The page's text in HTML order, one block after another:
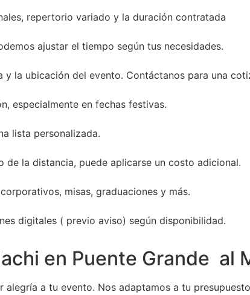
repertorio variado y la duración contratada
ajustar el tiempo según tus necesidades.
la ubicación del evento. Contáctanos para una
especialmente en fechas festivas.
lista personalizada.
la distancia, puede aplicarse un costo adicional.
misas, graduaciones y más.
digitales ( previo aviso) según disponibilidad.
en Puente Grande al
alegría a tu evento. Nos adaptamos a tu